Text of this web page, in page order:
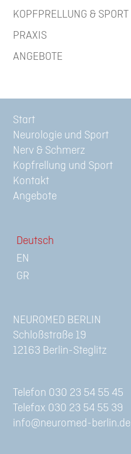
KOPFPRELLUNG & SPORT
PRAXIS
ANGEBOTE
Start
Neurologie und Sport
Nerv & Schmerz
Kopfrellung und Sport
Kontakt
Angebote
Deutsch
NEUROMED BERLIN
Schloßstraße 19
12163 Berlin-Steglitz
Telefon 030 23 54 55 45
Telefax 030 23 54 55 39
info@neuromed-berlin.de